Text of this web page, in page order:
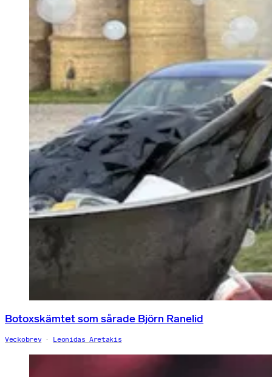
Botoxskämtet som sårade Björn Ranelid
Veckobrev Leonidas Aretakis